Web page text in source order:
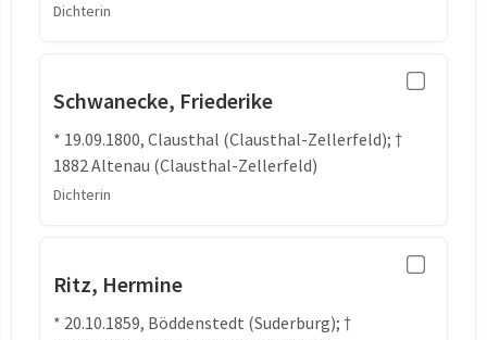
Dichterin
Schwanecke, Friederike
* 19.09.1800, Clausthal (Clausthal-Zellerfeld); †
1882 Altenau (Clausthal-Zellerfeld)
Dichterin
Ritz, Hermine
* 20.10.1859, Böddenstedt (Suderburg); †